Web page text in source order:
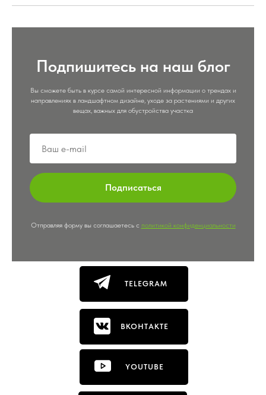
Подпишитесь на наш блог
Вы сможете быть в курсе самой интересной информации о трендах и
направлениях в ландшафтном дизайне, уходе за растениями и других
вещах, важных для обустройства участка
Подписаться
Отправляя форму вы соглашаетесь с политикой конфиденциальности
TELEGRAM
YOUTUBE
ВКОНТАКТЕ